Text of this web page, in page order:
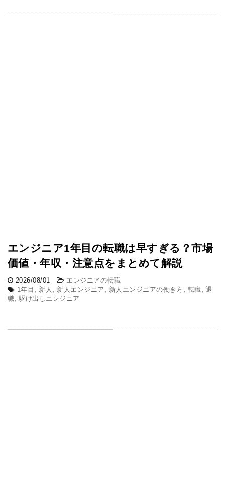
エンジニア1年目の転職は早すぎる？市場
価値・年収・注意点をまとめて解説
2026/08/01 -エンジニアの転職
1年目
新人 新人エンジニア 新人エンジニアの働き方 転職
退
職 ,駆け出しエンジニア